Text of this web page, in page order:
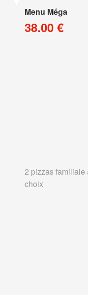
Menu Méga
38.00 €
2 pizzas familiale
choix